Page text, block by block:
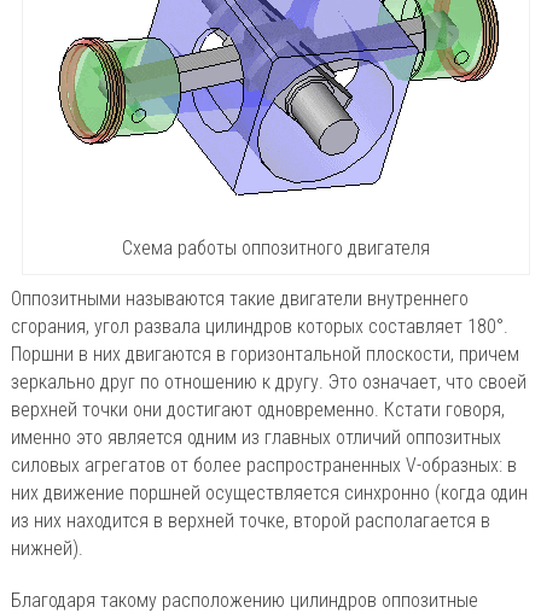
Схема работы оппозитного двигателя
Оппозитными называются такие двигатели внутреннего
сгорания, угол развала цилиндров которых составляет 180°.
Поршни в них двигаются в горизонтальной плоскости, причем
зеркально друг по отношению к другу. Это означает, что своей
верхней точки они достигают одновременно. Кстати говоря,
именно это является одним из главных отличий оппозитных
силовых агрегатов от более распространенных V-образных: в
них движение поршней осуществляется синхронно (когда один
из них находится в верхней точке, второй располагается в
нижней).
Благодаря такому расположению цилиндров оппозитные